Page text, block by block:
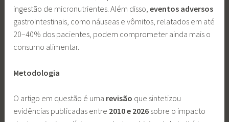
ingestão de micronutrientes. Além disso,eventos adversos
gastrointestinais, como náuseas e vômitos, relatados em até
20–40% dos pacientes, podem comprometer ainda mais o
consumo alimentar.
Metodologia
O artigo em questão é uma revisão que sintetizou
evidências publicadas entre 2010 e 2026 sobre o impacto